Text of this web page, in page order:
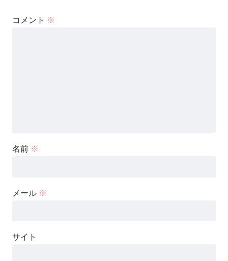
コメント ※
名前 ※
メール ※
サイト